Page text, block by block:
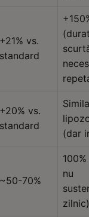
+21% vs.
standard
+20% vs.
standard
(dar
~50-70%
nu
zilnic)